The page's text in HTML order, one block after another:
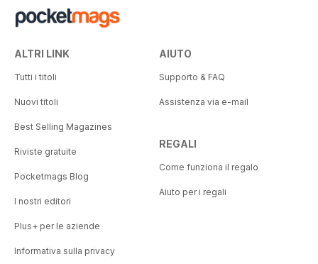
ALTRI LINK
Tutti i titoli
Nuovi titoli
Best Selling Magazines
Riviste gratuite
Pocketmags Blog
I nostri editori
Plus+ per le aziende
Informativa sulla privacy
AIUTO
Supporto & FAQ
Assistenza via e-mail
REGALI
Come funziona il regalo
Aiuto per i regali